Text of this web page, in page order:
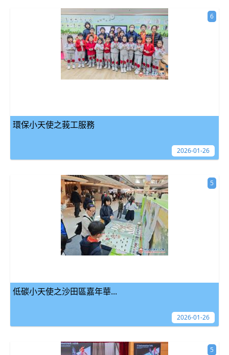
環保小天使之莪工服務
6
2026-01-26
低碳小天使之沙田區嘉年華...
5
2026-01-26
5